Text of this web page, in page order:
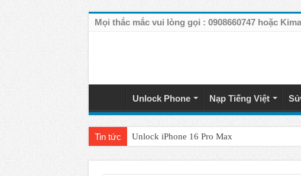
Mọi thắc mắc vui lòng gọi : 0908660747 hoặc
Unlock Phone Nạp Tiếng Việt
Tin tức Unlock iPhone 16 Pro Max
Unlock iPhone 15 Pro Max lên quốc tế giá rẻ